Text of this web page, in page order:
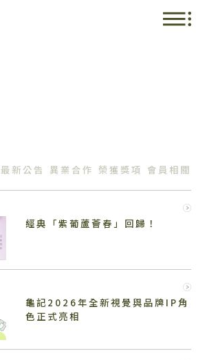
最新公告 異業合作 榮獲獎項 會員相關
經典「紫葡蘆薈春」回歸！
龜記2026年全新視覺與品牌IP角
色正式亮相